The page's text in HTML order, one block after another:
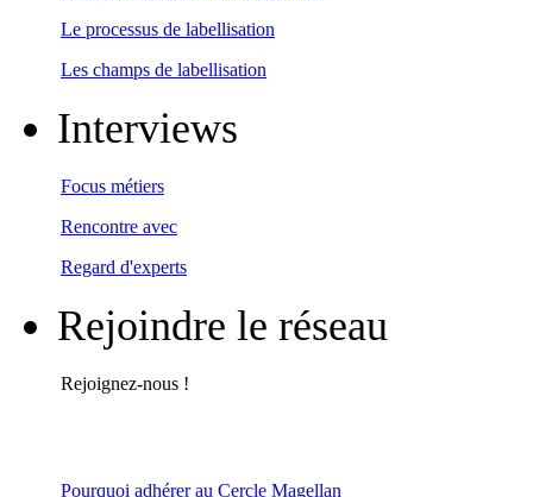
Le processus de labellisation
Les champs de labellisation
Interviews
Focus métiers
Rencontre avec
Regard d'experts
Rejoindre le réseau
Rejoignez-nous !
Pourquoi adhérer au Cercle Magellan